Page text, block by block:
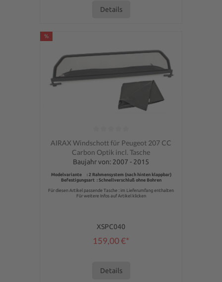
Details
%
Durchschnittliche Bewertung von 0 von 5 Sternen
AIRAX Windschott für Peugeot 207 CC
Carbon Optik incl. Tasche
Baujahr von: 2007 - 2015
Modelvariante : 2 Rahmensystem (nach hinten klappbar)
Befestigungsart : Schnellverschluß ohne Bohren
Für diesen Artikel passende Tasche : im Lieferumfang enthalten
Für weitere Infos auf Artikel klicken
XSPC040
159,00 €*
Details